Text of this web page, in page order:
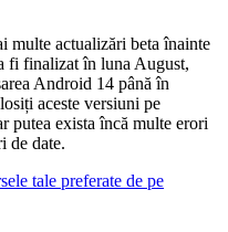
multe actualizări beta înainte
fi finalizat în luna August,
Android 14 până în
aceste versiuni pe
putea exista încă multe erori
de date.
tale preferate de pe